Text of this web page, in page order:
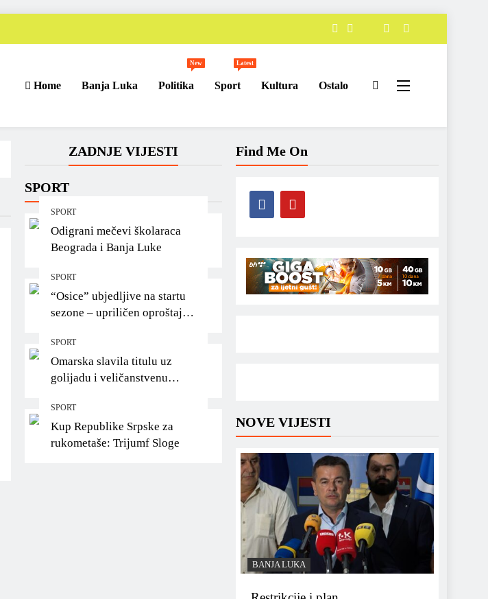
Home Banja Luka Politika
New
Sport
Latest
Kultura Ostalo
ZADNJE VIJESTI
SPORT
SPORT
Odigrani mečevi školaraca
Beograda i Banja Luke
SPORT
“Osice” ubjedljive na startu
sezone – upriličen oproštaj za
SPORT
Omarska slavila titulu uz
golijadu i veličanstvenu
navijačima
SPORT
Kup Republike Srpske za
rukometaše: Trijumf Sloge
Find Me On
NOVE VIJESTI
BANJA LUKA